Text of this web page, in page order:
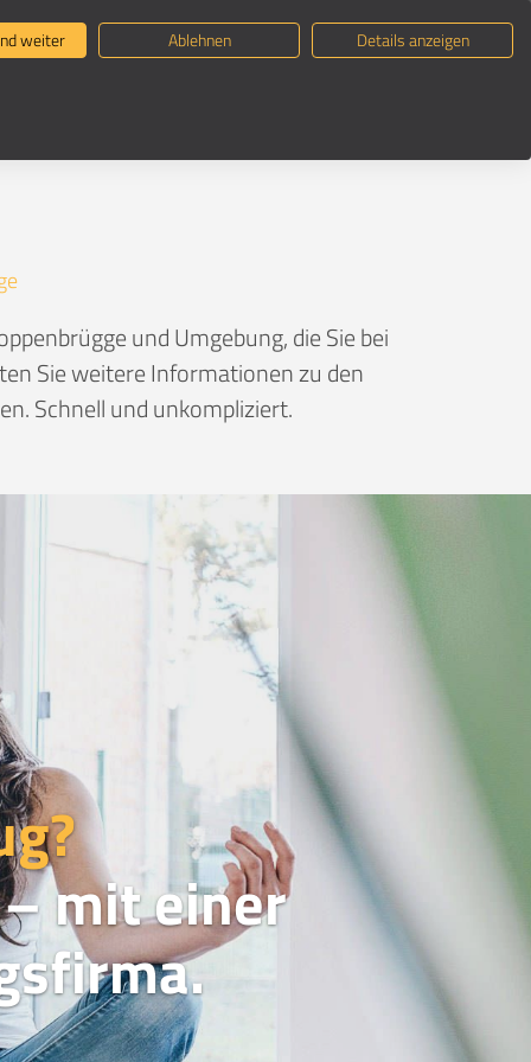
suchen Umzugsratgeber
und Umgebung, die Sie bei
Sie weitere Informationen zu den
Schnell und unkompliziert.
mit einer
weiter Ablehnen Details anzeigen